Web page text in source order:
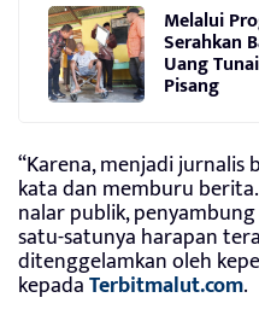
Melalui
Serahkan
Uang
Pisang
“Karena, menjadi jurnalis
kata dan memburu
nalar publik,
satu-satunya harapan
ditenggelamkan oleh
kepadaTerbitmalut.com.